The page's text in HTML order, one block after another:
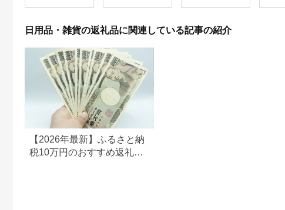
ィッシュ パルプ
100％ 無香料 1箱
日用品・雑貨の返礼品に関連している記事の紹介
【2026年最新】ふるさと納
税10万円のおすすめ返礼品